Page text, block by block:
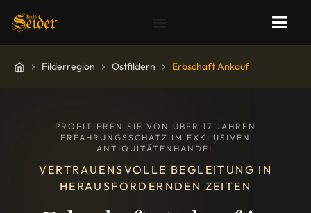
Filderregion Ostfildern Erbschaft Ankauf
PROFITIEREN SIE VON ÜBER 17 JAHREN
ERFAHRUNGSSCHATZ IM EXKLUSIVEN
ANTIQUITÄTENHANDEL
VERTRAUENSVOLLE BEGLEITUNG IN
HERAUSFORDERNDEN ZEITEN